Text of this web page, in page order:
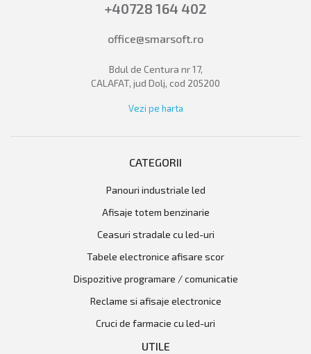
+40728 164 402
office@smarsoft.ro
Bdul de Centura nr 17,
CALAFAT, jud Dolj, cod 205200
Vezi pe harta
CATEGORII
panouri industriale led
afisaje totem benzinarie
ceasuri stradale cu led-uri
tabele electronice afisare scor
dispozitive programare / comunicatie
reclame si afisaje electronice
cruci de farmacie cu led-uri
UTILE